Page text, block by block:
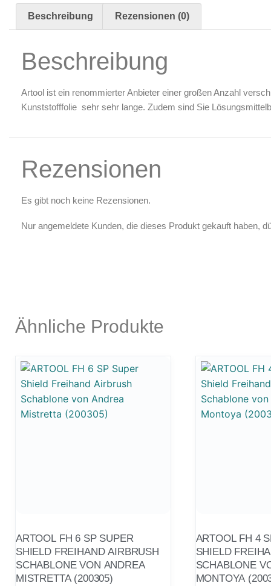
Zubehör & Ausstattung
Arbeitsplatz & Zubehör
Leerbehälter & Mischzubehör
Gutscheine
Beschreibung Rezensionen (0)
Beschreibung
Artool ist ein renommierter Anbieter einer großen Anzahl
Kunststofffolie sehr sehr lange. Zudem sind Sie
Rezensionen
Es gibt noch keine Rezensionen.
Nur angemeldete Kunden, die dieses Produkt gekauft haben,
Ähnliche Produkte
ARTOOL FH 6 SP SUPER
SHIELD FREIHAND AIRBRUSH
SCHABLONE VON ANDREA
MISTRETTA (200305)
ARTOOL FH 4
SHIELD
SCHABLONE
MONTOYA